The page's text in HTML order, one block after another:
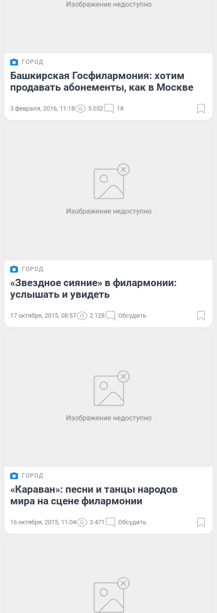
ГОРОД
Башкирская Госфилармония: хотим
продавать абонементы, как в Москве
3 февраля, 2016, 11:18 5 032 18
ГОРОД
«Звездное сияние» в филармонии:
услышать и увидеть
17 октября, 2015, 08:57 2 128 Обсудить
ГОРОД
«Караван»: песни и танцы народов
мира на сцене филармонии
16 октября, 2015, 11:04 3 471 Обсудить